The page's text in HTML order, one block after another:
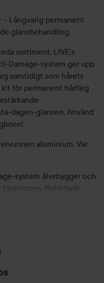
Långvarig permanent
glansbehandling.
sortiment. LIVE:s
Damage-system ger upp
samtidigt som hårets
för permanent hårfärg
dagen-glansen. Använd
aluminium. Var
system återbygger och
Nybildade
hårstrå med ett
minskar skador med